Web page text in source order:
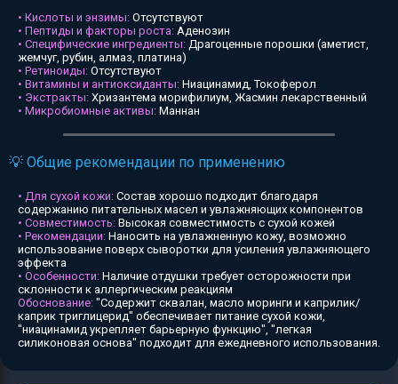
• Кислоты и энзимы: Отсутствуют
• Пептиды и факторы роста: Аденозин
• Специфические ингредиенты: Драгоценные порошки (аметист,
жемчуг, рубин, алмаз, платина)
• Ретиноиды: Отсутствуют
• Витамины и антиоксиданты: Ниацинамид, Токоферол
• Экстракты: Хризантема морифилиум, Жасмин лекарственный
• Микробиомные активы: Маннан
💡 Общие рекомендации по применению
• Для сухой кожи: Состав хорошо подходит благодаря
содержанию питательных масел и увлажняющих компонентов
• Совместимость: Высокая совместимость с сухой кожей
• Рекомендации: Наносить на увлажненную кожу, возможно
использование поверх сыворотки для усиления увлажняющего
эффекта
• Особенности: Наличие отдушки требует осторожности при
склонности к аллергическим реакциям
Обоснование: "Содержит сквалан, масло моринги и каприлик/
каприк триглицерид" обеспечивает питание сухой кожи,
"ниацинамид укрепляет барьерную функцию", "легкая
силиконовая основа" подходит для ежедневного использования.